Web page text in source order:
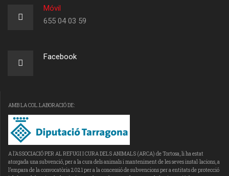
Móvil
655 04 03 59
Facebook
AMB LA COL.LABORACIÓ DE:
A l’ASSOCIACIÓ PER AL REFUGI I CURA DELS ANIMALS (ARCA) de Tortosa, li ha estat
atorgada una subvenció, per a la cura dels animals i manteniment de les seves instal·lacions, a
l’empara de la convocatòria 2021 per a la concessió de subvencions per a entitats de protecció